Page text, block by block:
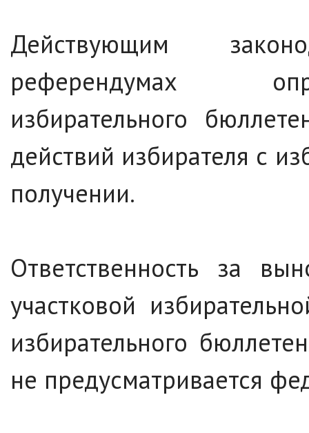
Действующим
референдумах
избирательного
действий избирателя с
получении.
Ответственность за
участковой
избирательного
не предусматривается